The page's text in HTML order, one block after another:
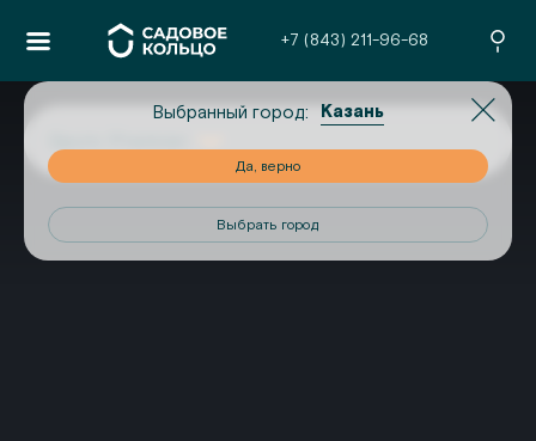
+7 (843) 211-96-68
Выбранный город: Казань
Да, верно
Выбрать город